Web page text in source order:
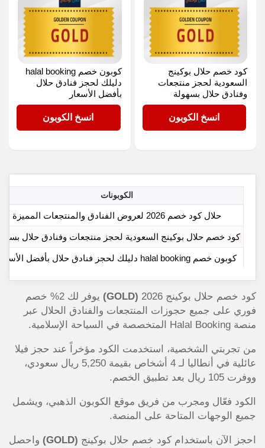
كود خصم حلال بوكينج
السعودية لحجز منتجعات
وفنادق حلال بسهولة
GOLDانسخ الكوبون
كوبون خصم halal booking
دليلك لحجز فنادق حلال
بأفضل الأسعار
GOLDانسخ الكوبون
الكوبونات
حلال كود خصم 2026 لعروض الفنادق والمنتجعات المميزة
كود خصم حلال بوكينج السعودية لحجز منتجعات وفنادق حلال
كوبون خصم halal booking دليلك لحجز فنادق حلال بأفضل الأسعار
كود خصم حلال بوكينج 2026 (GOLD)
يوفر لك 2% خصم
فوري على جميع حجوزات المنتجعات والفنادق الحلال عبر
منصة Halal Booking المتخصصة في السياحة الإسلامية.
من تجربتي الشخصية، استخدمت الكود مؤخراً عند حجز فيلا
عائلية في أنطاليا لـ 4 أشخاص بقيمة 5,250 ريال سعودي،
ووفرت 105 ريال بعد تطبيق الخصم.
الكود فعّال ومجرب من فريق موقع الكوبون الذهبي، ويشمل
جميع الوجهات المتاحة على المنصة.
احجز الآن باستخدام كود خصم حلال بوكينج (GOLD)
واحصل